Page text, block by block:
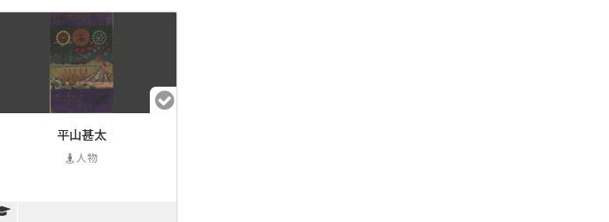
平山甚太
人物